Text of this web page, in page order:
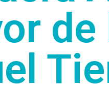
de